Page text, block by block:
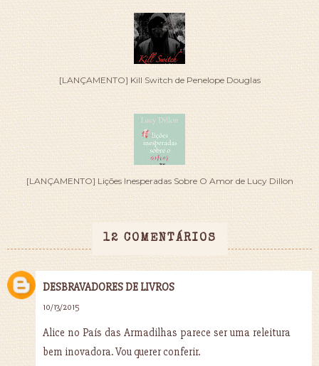
[LANÇAMENTO] Kill Switch de Penelope Douglas
[LANÇAMENTO] Lições Inesperadas Sobre O Amor de Lucy Dillon
12 COMENTÁRIOS
DESBRAVADORES DE LIVROS
10/13/2015
Alice no País das Armadilhas parece ser uma releitura
bem inovadora. Vou querer conferir.